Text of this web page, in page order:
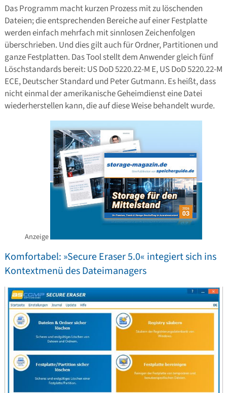
Das Programm macht kurzen Prozess mit zu löschenden
Dateien; die entsprechenden Bereiche auf einer Festplatte
werden einfach mehrfach mit sinnlosen Zeichenfolgen
überschrieben. Und dies gilt auch für Ordner, Partitionen und
ganze Festplatten. Das Tool stellt dem Anwender gleich fünf
Löschstandards bereit: US DoD 5220.22-M E, US DoD 5220.22-M
ECE, Deutscher Standard und Peter Gutmann. Es heißt, dass
nicht einmal der amerikanische Geheimdienst eine Datei
wiederherstellen kann, die auf diese Weise behandelt wurde.
Anzeige
Komfortabel: »Secure Eraser 5.0« integiert sich ins
Kontextmenü des Dateimanagers